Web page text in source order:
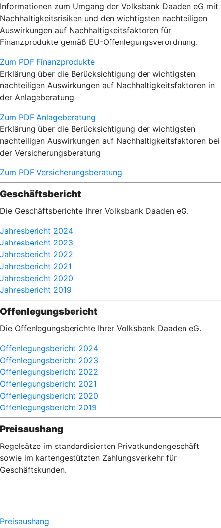
Informationen zum Umgang der Volksbank Daaden eG mit
Nachhaltigkeitsrisiken und den wichtigsten nachteiligen
Auswirkungen auf Nachhaltigkeitsfaktoren für
Finanzprodukte gemäß EU-Offenlegungsverordnung.
Zum PDF Finanzprodukte
Erklärung über die Berücksichtigung der wichtigsten
nachteiligen Auswirkungen auf Nachhaltigkeitsfaktoren in
der Anlageberatung
Zum PDF Anlageberatung
Erklärung über die Berücksichtigung der wichtigsten
nachteiligen Auswirkungen auf Nachhaltigkeitsfaktoren bei
der Versicherungsberatung
Zum PDF Versicherungsberatung
Geschäftsbericht
Die Geschäftsberichte Ihrer Volksbank Daaden eG.
Jahresbericht 2024
Jahresbericht 2023
Jahresbericht 2022
Jahresbericht 2021
Jahresbericht 2020
Jahresbericht 2019
Offenlegungsbericht
Die Offenlegungsberichte Ihrer Volksbank Daaden eG.
Offenlegungsbericht 2024
Offenlegungsbericht 2023
Offenlegungsbericht 2022
Offenlegungsbericht 2021
Offenlegungsbericht 2020
Offenlegungsbericht 2019
Preisaushang
Regelsätze im standardisierten Privatkundengeschäft
sowie im kartengestützten Zahlungsverkehr für
Geschäftskunden.
Preisaushang